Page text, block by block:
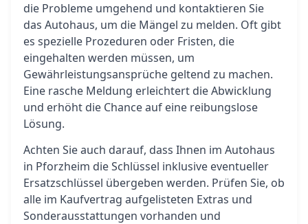
die Probleme umgehend und kontaktieren Sie
das Autohaus, um die Mängel zu melden. Oft gibt
es spezielle Prozeduren oder Fristen, die
eingehalten werden müssen, um
Gewährleistungsansprüche geltend zu machen.
Eine rasche Meldung erleichtert die Abwicklung
und erhöht die Chance auf eine reibungslose
Lösung.
Achten Sie auch darauf, dass Ihnen im Autohaus
in Pforzheim die Schlüssel inklusive eventueller
Ersatzschlüssel übergeben werden. Prüfen Sie, ob
alle im Kaufvertrag aufgelisteten Extras und
Sonderausstattungen vorhanden und